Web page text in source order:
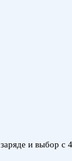
и выбор с